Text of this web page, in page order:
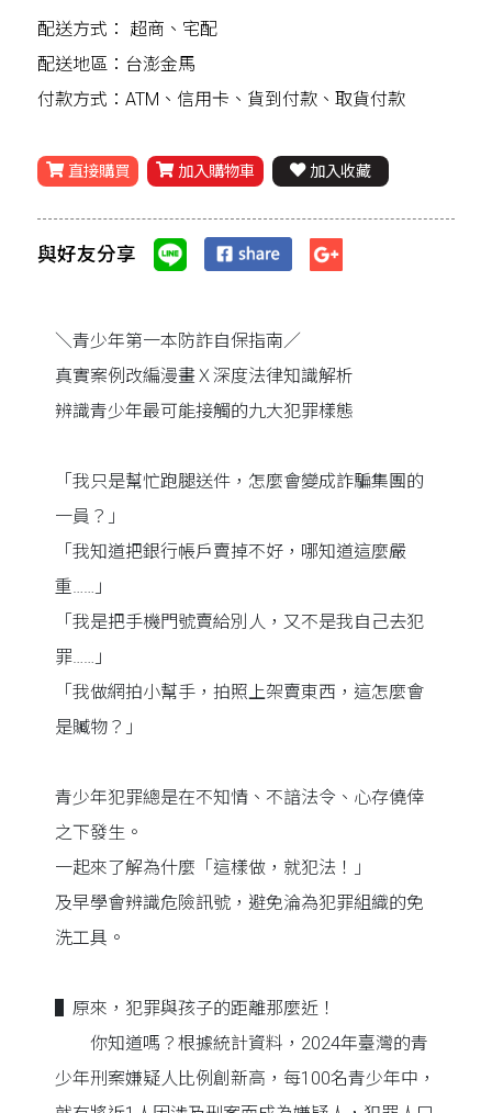
配送方式： 超商、宅配
配送地區：台澎金馬
付款方式：ATM、信用卡、貨到付款、取貨付款
直接購買 加入購物車 加入收藏
與好友分享
＼青少年第一本防詐自保指南／
真實案例改編漫畫Ｘ深度法律知識解析
辨識青少年最可能接觸的九大犯罪樣態
「我只是幫忙跑腿送件，怎麼會變成詐騙集團的
一員？」
「我知道把銀行帳戶賣掉不好，哪知道這麼嚴
重……」
「我是把手機門號賣給別人，又不是我自己去犯
罪……」
「我做網拍小幫手，拍照上架賣東西，這怎麼會
是贓物？」
青少年犯罪總是在不知情、不諳法令、心存僥倖
之下發生。
一起來了解為什麼「這樣做，就犯法！」
及早學會辨識危險訊號，避免淪為犯罪組織的免
洗工具。
▌原來，犯罪與孩子的距離那麼近！
你知道嗎？根據統計資料，2024年臺灣的青
少年刑案嫌疑人比例創新高，每100名青少年中，